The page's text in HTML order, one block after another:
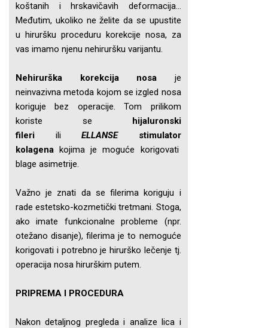
koštanih i hrskavičavih deformacija…
Međutim, ukoliko ne želite da se upustite
u hiruršku proceduru korekcije nosa, za
vas imamo njenu nehiruršku varijantu.
Nehirurška korekcija nosa je
neinvazivna metoda kojom se izgled nosa
koriguje bez operacije. Tom prilikom
koriste se hijaluronski
fileri iliELLANSE stimulator
kolagena kojima je moguće korigovati
blage asimetrije.
Važno je znati da se filerima koriguju i
rade estetsko-kozmetički tretmani. Stoga,
ako imate funkcionalne probleme (npr.
otežano disanje), filerima je to nemoguće
korigovati i potrebno je hirurško lečenje tj.
operacija nosa hirurškim putem.
PRIPREMA I PROCEDURA
Nakon detaljnog pregleda i analize lica i